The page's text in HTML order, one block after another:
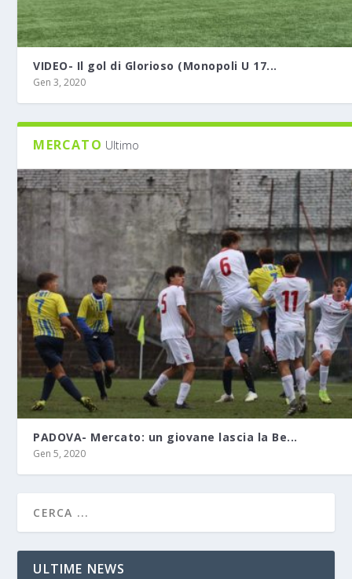
VIDEO- Il gol di Glorioso (Monopoli U 17...
Gen 3, 2020
MERCATO Ultimo
PADOVA- Mercato: un giovane lascia la Be...
Gen 5, 2020
ULTIME NEWS